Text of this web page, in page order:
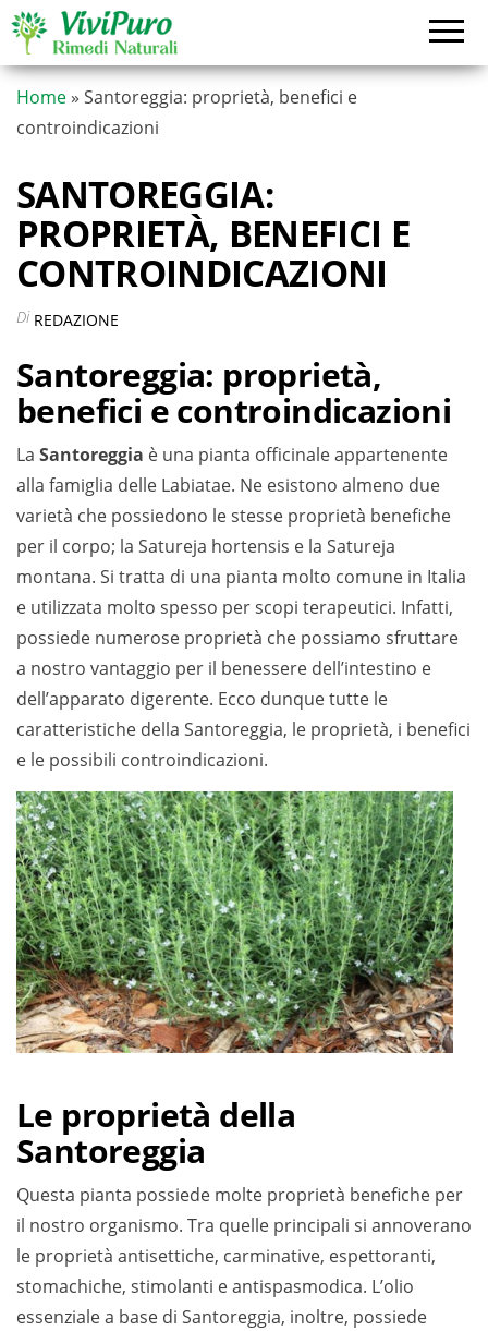
Vai
contenuto
Home » Santoreggia: proprietà, benefici e
controindicazioni
SANTOREGGIA:
PROPRIETÀ, BENEFICI E
CONTROINDICAZIONI
Di REDAZIONE
Santoreggia: proprietà,
benefici e controindicazioni
La Santoreggia è una pianta officinale appartenente
alla famiglia delle Labiatae. Ne esistono almeno due
varietà che possiedono le stesse proprietà benefiche
per il corpo; la Satureja hortensis e la Satureja
montana. Si tratta di una pianta molto comune in Italia
e utilizzata molto spesso per scopi terapeutici. Infatti,
possiede numerose proprietà che possiamo sfruttare
a nostro vantaggio per il benessere dell’intestino e
dell’apparato digerente. Ecco dunque tutte le
caratteristiche della Santoreggia, le proprietà, i benefici
e le possibili controindicazioni.
Le proprietà della
Santoreggia
Questa pianta possiede molte proprietà benefiche per
il nostro organismo. Tra quelle principali si annoverano
le proprietà antisettiche, carminative, espettoranti,
stomachiche, stimolanti e antispasmodica. L’olio
essenziale a base di Santoreggia, inoltre, possiede